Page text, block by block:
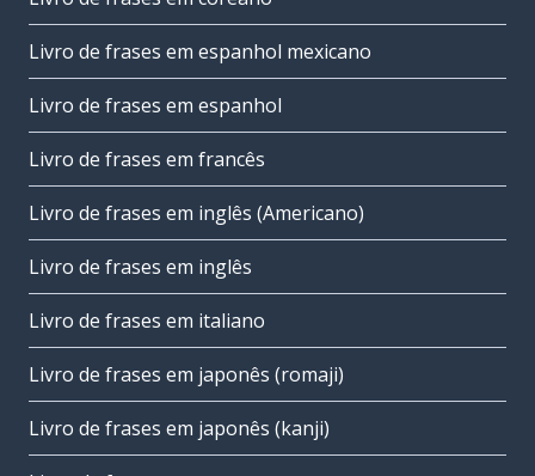
Livro de frases em espanhol mexicano
Livro de frases em espanhol
Livro de frases em francês
Livro de frases em inglês (Americano)
Livro de frases em inglês
Livro de frases em italiano
Livro de frases em japonês (romaji)
Livro de frases em japonês (kanji)